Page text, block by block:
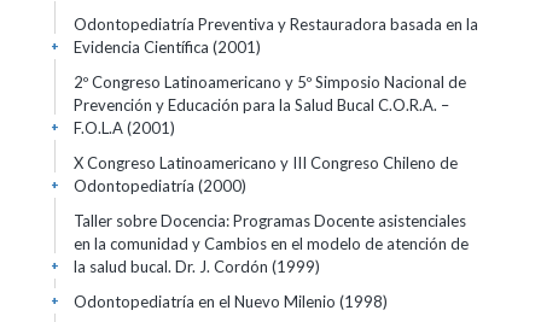
Odontopediatría Preventiva y Restauradora basada en la
Evidencia Científica (2001)
+
2º Congreso Latinoamericano y 5º Simposio Nacional de
Prevención y Educación para la Salud Bucal C.O.R.A. –
F.O.L.A(2001)
+
X Congreso Latinoamericano y III Congreso Chileno de
Odontopediatría (2000)
+
Taller sobre Docencia: Programas Docente asistenciales
en la comunidad y Cambios en el modelo de atención de
la salud bucal. Dr. J. Cordón (1999)
+
Odontopediatría en el Nuevo Milenio (1998)
+